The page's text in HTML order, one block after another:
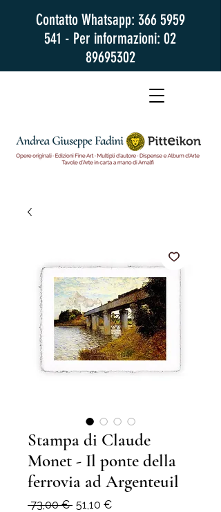
Contatto Whatsapp: 366 5959
541 - Per informazioni: 02
89695302
Stampa di Claude
Monet - Il ponte della
ferrovia ad Argenteuil
73,00 € Prezzo
51,10 €Prezzo